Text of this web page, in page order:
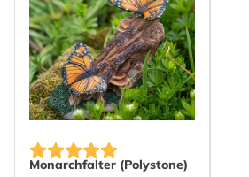
Monarchfalter (Polystone)